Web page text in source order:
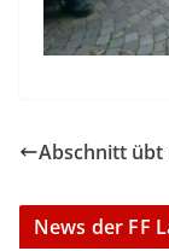
Abschnitt übt
News der FF